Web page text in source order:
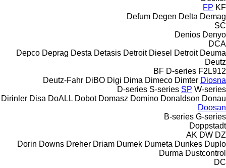
FP KF
Defum Degen Delta Demag
SC
Denios Denyo
DCA
Depco Deprag Desta Detasis Detroit Diesel Detroit Deuma
Deutz
BF D-series F2L912
Deutz-Fahr DiBO Digi Dima Dimeco Dimter Diosna
D-series S-series SP W-series
Dirinler Disa DoALL Dobot Domasz Domino Donaldson Donau
Doosan
B-series G-series
Doppstadt
AK DW DZ
Dorin Downs Dreher Driam Dumek Dumeta Dunkes Duplo
Durma Dustcontrol
DC